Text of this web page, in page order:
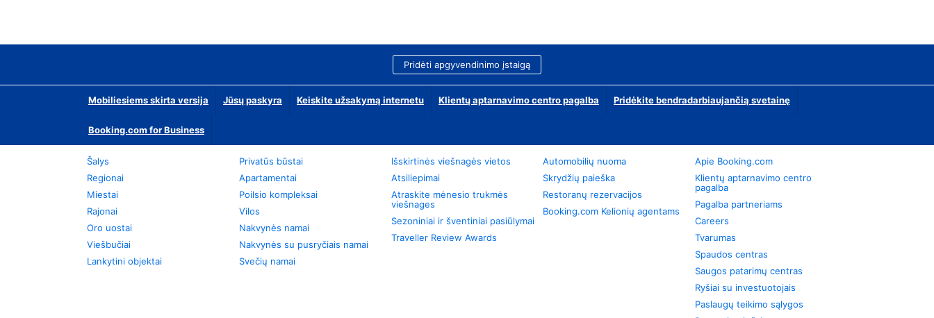
Pridėti apgyvendinimo įstaigą
Mobiliesiems skirta versija Jūsų paskyra Keiskite užsakymą internetu Klientų aptarnavimo centro pagalba Pridėkite bendradarbiaujančią svetainę
Booking.com for Business
Šalys
Regionai
Miestai
Rajonai
Oro uostai
Viešbučiai
Lankytini objektai
Privatūs būstai
Apartamentai
Poilsio kompleksai
Vilos
Nakvynės namai
Nakvynės su pusryčiais namai
Svečių namai
Išskirtinės viešnagės vietos
Atsiliepimai
Atraskite mėnesio trukmės
viešnages
Sezoniniai ir šventiniai pasiūlymai
Traveller Review Awards
Automobilių nuoma
Skrydžių paieška
Restoranų rezervacijos
Booking.com Kelionių agentams
Apie Booking.com
Klientų aptarnavimo centro
pagalba
Pagalba partneriams
Careers
Tvarumas
Spaudos centras
Saugos patarimų centras
Ryšiai su investuotojais
Paslaugų teikimo sąlygos